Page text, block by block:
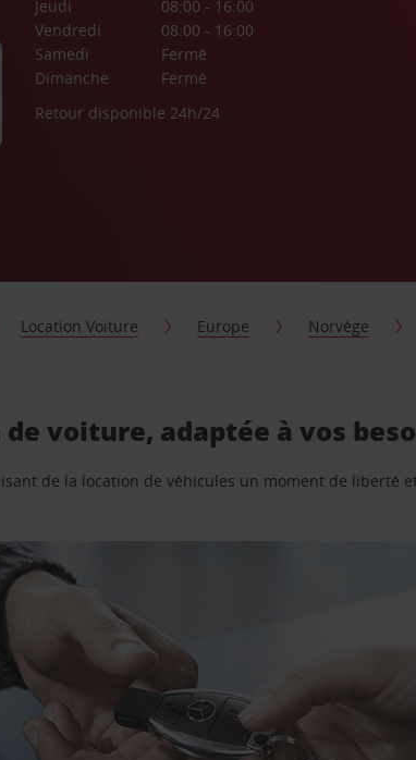
Jeudi
08:00 - 16:00
Vendredi
08:00 - 16:00
Samedi
Fermé
Dimanche
Fermé
Retour disponible 24h/24
Location Voiture Europe Norvège
voiture, adaptée à vos
de la location de véhicules un moment de